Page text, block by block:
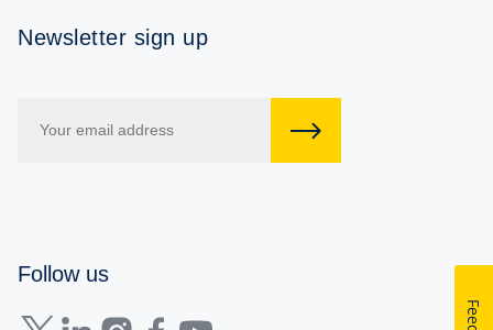
Newsletter sign up
Follow us